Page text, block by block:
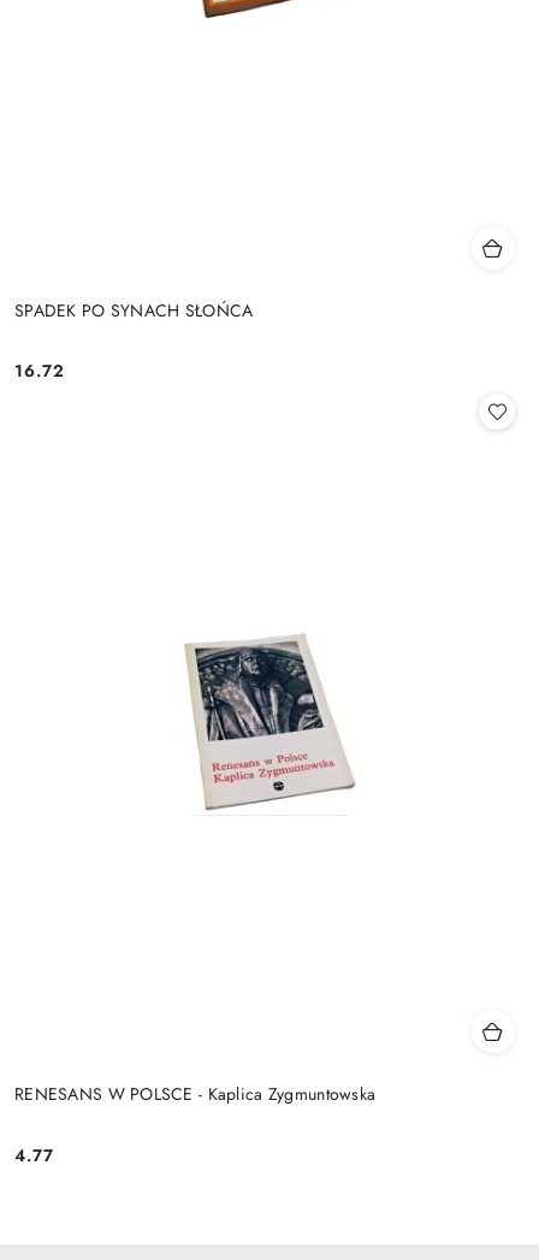
SPADEK PO SYNACH SŁOŃCA
Cena:
16.72
RENESANS W POLSCE - Kaplica Zygmuntowska
Cena:
4.77